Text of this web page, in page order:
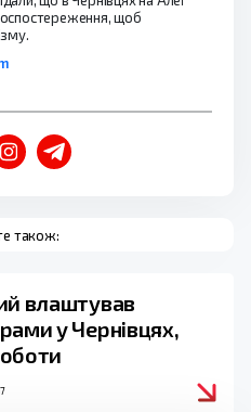
щоб
також:
влаштував
у Чернівцях,